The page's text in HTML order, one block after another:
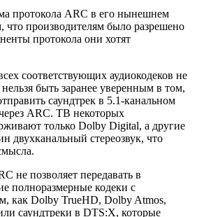
протокола ARC в его нынешнем
что производителям было разрешено
протокола они хотят
соответствующих аудиокодеков не
нельзя быть заранее уверенным в том,
саундтрек в 5.1-канальном
ARC. ТВ некоторых
только Dolby Digital, а другие
двухканальный стереозвук, что
не позволяет передавать в
полноразмерные кодеки с
как Dolby TrueHD, Dolby Atmos,
саундтреки в DTS:X, которые